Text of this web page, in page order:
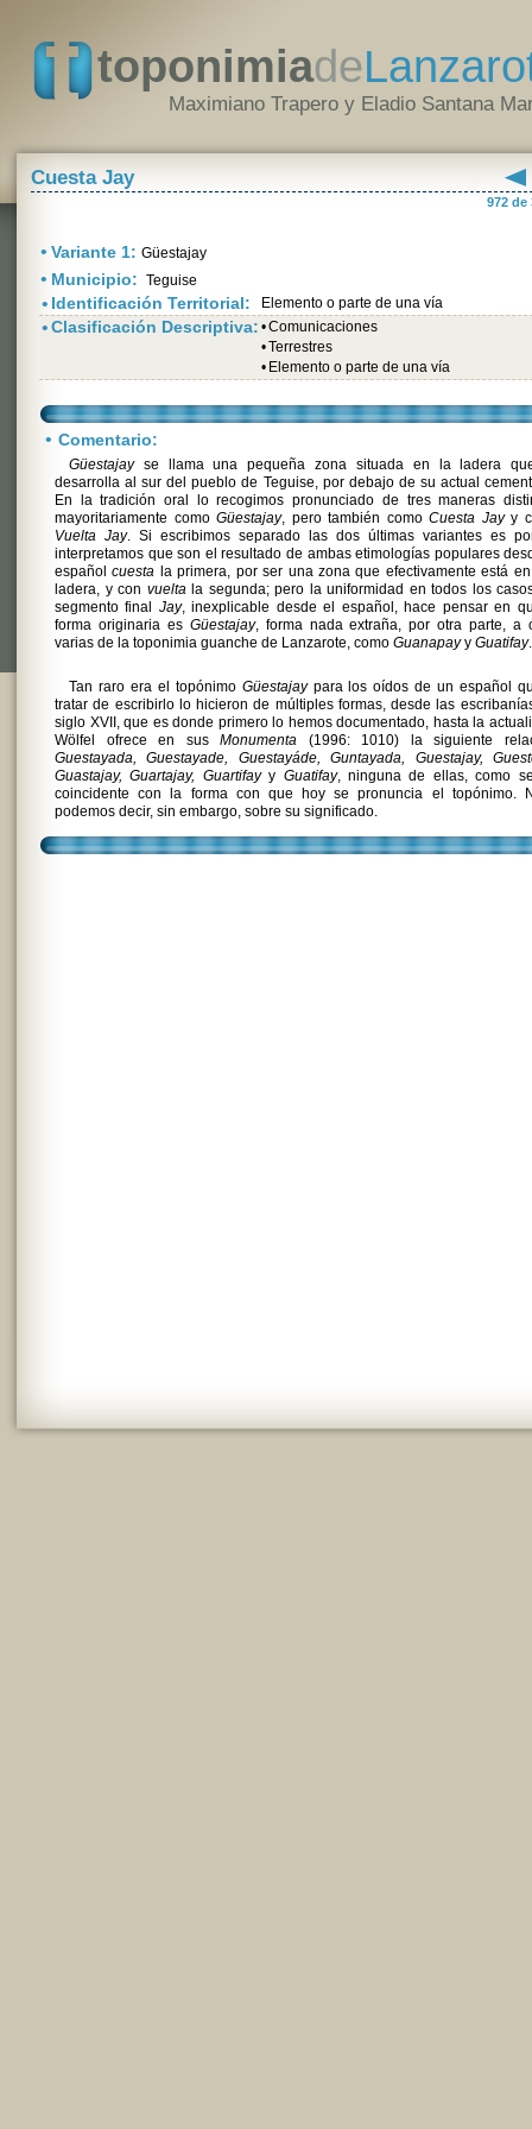
toponimiade
Maximiano Trapero y Eladio Santana
Cuesta Jay
972 de
• Variante 1: Güestajay
• Municipio: Teguise
• Identificación Territorial: Elemento o parte de una vía
•Clasificación Descriptiva: •Comunicaciones
•Terrestres
• Elemento o parte de una vía
• Comentario:
Güestajayse llama una pequeña zona situada en la ladera
desarrolla al sur del pueblo de Teguise, por debajo de su actual
En la tradición oral lo recogimos pronunciado de tres maneras
mayoritariamente comoGüestajay, pero también comoCuesta Jayy
Vuelta Jay. Si escribimos separado las dos últimas variantes es
interpretamos que son el resultado de ambas etimologías populares
españolcuesta la primera, por ser una zona que efectivamente está
ladera, y con vueltala segunda; pero la uniformidad en todos los
segmento final Jay, inexplicable desde el español, hace pensar en
forma originaria es Güestajay, forma nada extraña, por otra parte, a
varias de la toponimia guanche de Lanzarote, como Guanapayy Guatifay.
Tan raro era el topónimo Güestajaypara los oídos de un español
tratar de escribirlo lo hicieron de múltiples formas, desde las
siglo XVII, que es donde primero lo hemos documentado, hasta la
Wölfel ofrece en susMonumenta (1996: 1010) la siguiente
Guestayada, Guestayade, Guestayáde, Guntayada, Guestajay,
Guastajay, Guartajay, Guartifayy Guatifay, ninguna de ellas, como
coincidente con la forma con que hoy se pronuncia el topónimo.
podemos decir, sin embargo, sobre su significado.